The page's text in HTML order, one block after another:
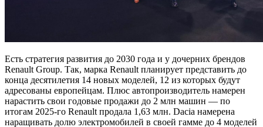
Есть стратегия развития до 2030 года и у дочерних брендов
Renault Group. Так, марка Renault планирует представить до
конца десятилетия 14 новых моделей, 12 из которых будут
адресованы европейцам. Плюс автопроизводитель намерен
нарастить свои годовые продажи до 2 млн машин — по
итогам 2025-го Renault продала 1,63 млн. Dacia намерена
наращивать долю электромобилей в своей гамме до 4 моделей